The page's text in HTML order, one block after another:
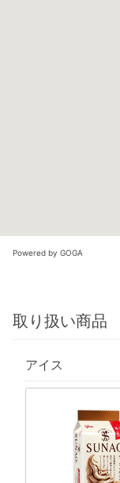
Powered by GOGA
取り扱い商品
アイス